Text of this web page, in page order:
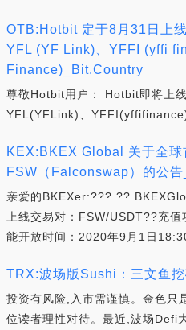
OTB:Hotbit 定于8月31日上
YFL (YF Link)、YFFI (yffi
Finance)_Bit.Country
尊敬Hotbit用户： Hotbit即将上
YFL(YFLink)、
KEX:BKEX Global 关于全球
FSW（Falconswap）的公告
亲爱的BKEXer:??? ??
上线交易对：FSW/USDT??充
能开放时间：2020年9月1日
TRX:波场版Sushi：三文鱼
投资有风险,入市需谨慎。金色只
位读者理性对待。最近,波场Defi